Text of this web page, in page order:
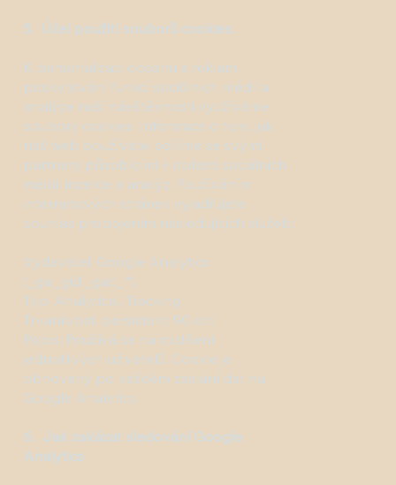
5. Účel použití souborů cookies.
K personalizaci obsahu a reklam,
poskytování funkcí sociálních médií a
analýze naší návštěvnosti využíváme
soubory cookies. Informace o tom, jak
náš web používáte, sdílíme se svými
partnery působícími v oblasti sociálních
médií, inzerce a analýz. Používáním
internetových stránek vyjadřujete
souhlas propojením následujících služeb:
Vydavatel: Google Analytics
(_ga,_gid,_gac_.*)
Typ: Analytical, Tracking
Trvanlivost: persistent 90 dní
Popis: Používá se na rozlišení
jednotlivých uživatelů. Cookie je
obnovený po každém zaslání dat na
Google Analytics.
6. Jak zakázat sledování Google
Analytics